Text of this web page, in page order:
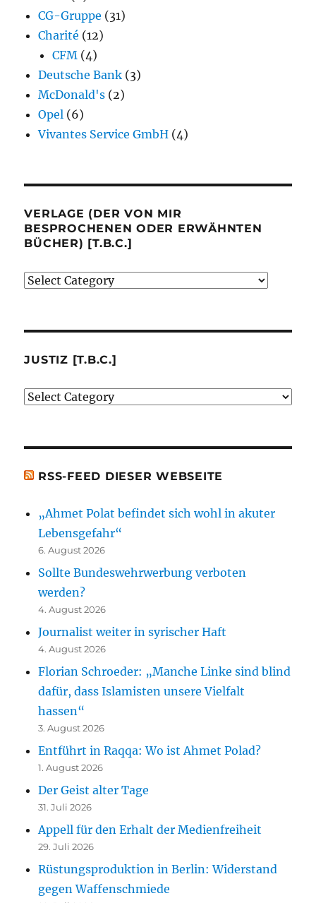
CG-Gruppe (31)
Charité (12)
CFM (4)
Deutsche Bank (3)
McDonald's (2)
Opel (6)
Vivantes Service GmbH (4)
VERLAGE (DER VON MIR
BESPROCHENEN ODER ERWÄHNTEN
BÜCHER) [T.B.C.]
Verlage
besprochenen
erwähnten
JUSTIZ [T.B.C.]
Justiz
RSS-FEED DIESER WEBSEITE
„Ahmet Polat befindet sich wohl in akuter
Lebensgefahr“
6. August 2026
Sollte Bundeswehrwerbung verboten
werden?
4. August 2026
Journalist weiter in syrischer Haft
4. August 2026
Florian Schroeder: „Manche Linke sind blind
dafür, dass Islamisten unsere Vielfalt
hassen“
3. August 2026
Entführt in Raqqa: Wo ist Ahmet Polad?
1. August 2026
Der Geist alter Tage
31. Juli 2026
Appell für den Erhalt der Medienfreiheit
29. Juli 2026
Rüstungsproduktion in Berlin: Widerstand
gegen Waffenschmiede